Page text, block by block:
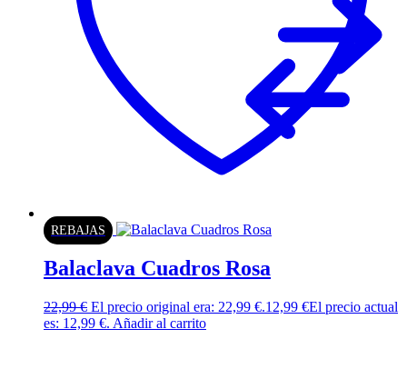
REBAJAS
Balaclava Cuadros Rosa
22,99€ El precio original era: 22,99 €.12,99 €El precio actual
es: 12,99 €. Añadir al carrito